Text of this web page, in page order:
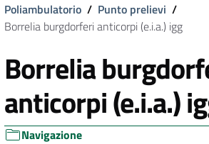
Poliambulatorio / Punto prelievi /
Borrelia burgdorferi anticorpi (e.i.a.) igg
Borrelia
anticorpi (e.i.a.)
Navigazione